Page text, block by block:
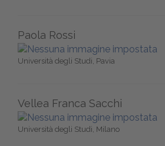
Paola Rossi
Università degli Studi, Pavia
Vellea Franca Sacchi
Università degli Studi, Milano